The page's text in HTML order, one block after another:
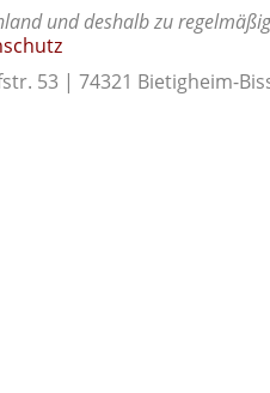
und deshalb zu
53 | 74321 Bietigheim-